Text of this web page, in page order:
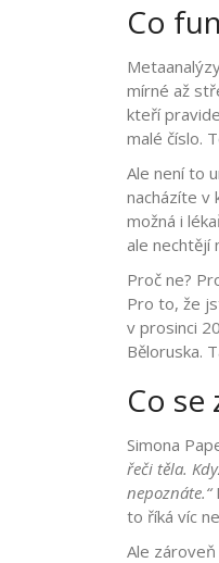
Co
mírné až
kteří
malé číslo.
Ale není to
nacházíte v
možná i
ale nechtějí
Proč ne?
Pro to, že
v prosinci
Běloruska.
Co se
Simona
řeči těla.
nepoznáte.“
to říká víc
Ale